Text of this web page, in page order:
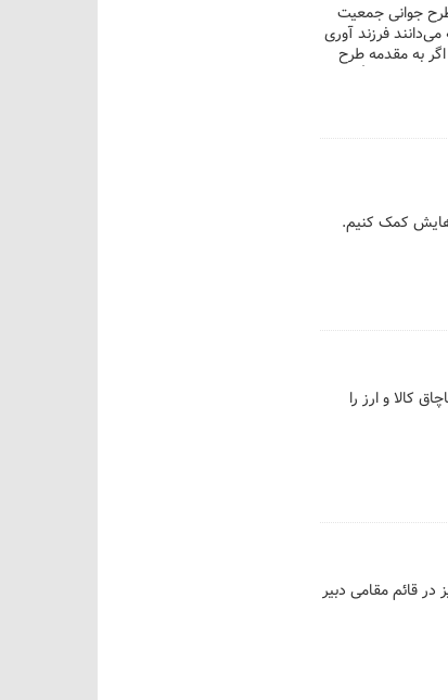
طرح جوانی جمعیت
فرزند آوری
به مقدمه طرح
و قابل تأمل
کمک کنیم.
کالا و ارز را
در قائم مقامی دبیر